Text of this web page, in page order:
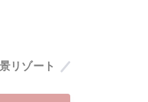
リゾート